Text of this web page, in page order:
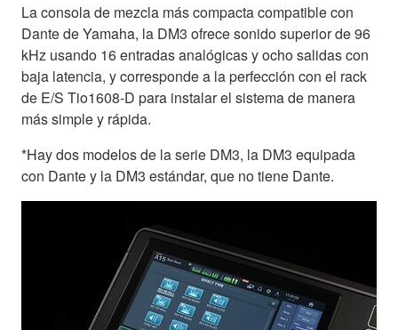
La consola de mezcla más compacta compatible con
Dante de Yamaha, la DM3 ofrece sonido superior de 96
kHz usando 16 entradas analógicas y ocho salidas con
baja latencia, y corresponde a la perfección con el rack
de E/S Tio1608-D para instalar el sistema de manera
más simple y rápida.
*Hay dos modelos de la serie DM3, la DM3 equipada
con Dante y la DM3 estándar, que no tiene Dante.